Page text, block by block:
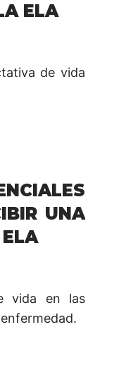
ELA
de vida
UNA
vida en las